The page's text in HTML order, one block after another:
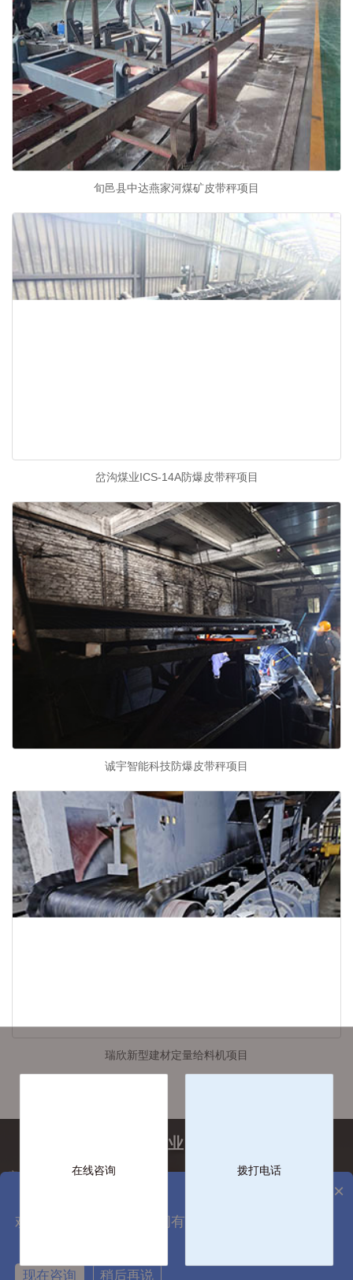
在线咨询 拨打电话
旬邑县中达燕家河煤矿皮带秤项目
岔沟煤业ICS-14A防爆皮带秤项目
诚宇智能科技防爆皮带秤项目
瑞欣新型建材定量给料机项目
工业计量行业服务解决商
客服热线：0512-65827267
企业邮箱：service@szgnxk.com
关注更多
×
欢迎来到国诺科技，请问有什么可以帮您？
现在咨询 稍后再说